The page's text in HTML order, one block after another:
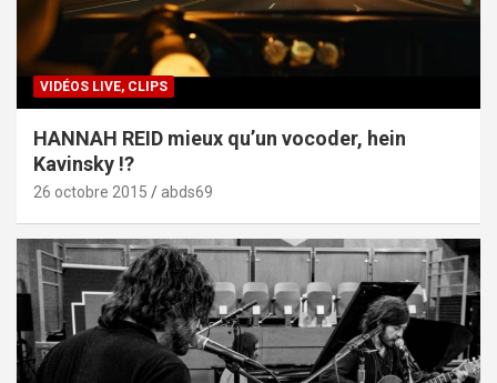
VIDÉOS LIVE, CLIPS
HANNAH REID mieux qu’un vocoder, hein
Kavinsky !?
26 octobre 2015 abds69